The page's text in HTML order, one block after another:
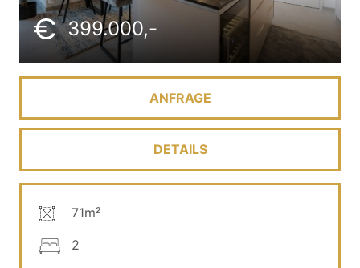
399.000,-
ANFRAGE
DETAILS
71m²
2